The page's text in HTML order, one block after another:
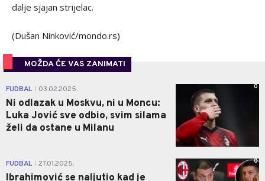
dalje sjajan strijelac.
(Dušan Ninković/mondo.rs)
MOŽDA ĆE VAS ZANIMATI
FUDBAL 03.02.2025.
Ni odlazak u Moskvu, ni u Moncu:
Luka Jović sve odbio, svim silama
želi da ostane u Milanu
0
FUDBAL 27.01.2025.
Ibrahimović se naljutio kad je
0